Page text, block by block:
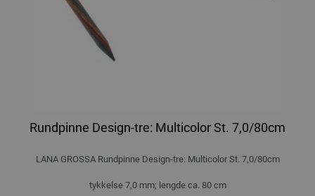
Rundpinne Design-tre: Multicolor St. 7,0/80cm
LANA GROSSA Rundpinne Design-tre: Multicolor St. 7,0/80cm
tykkelse 7,0 mm; lengde ca. 80 cm